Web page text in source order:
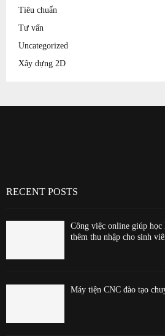
Tiêu chuẩn
Tư vấn
Uncategorized
Xây dựng 2D
RECENT POSTS
Công việc online giúp
thêm thu nhập cho sinh
Máy tiện CNC đào tạo